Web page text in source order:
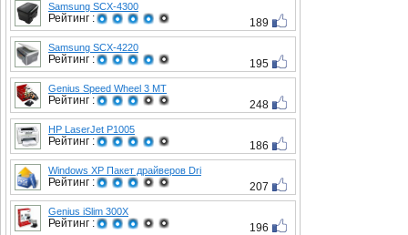
Samsung SCX-4300
Рейтинг : 189
Samsung SCX-4220
Рейтинг : 195
Genius Speed Wheel 3 MT
Рейтинг : 248
HP LaserJet P1005
Рейтинг : 186
Windows XP Пакет драйверов Dri
Рейтинг : 207
Genius iSlim 300X
Рейтинг : 196